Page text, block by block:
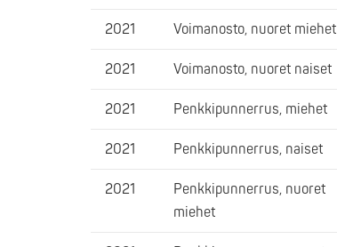
2021 Voimanosto, nuoret miehet
2021 Voimanosto, nuoret naiset
2021 Penkkipunnerrus, miehet
2021 Penkkipunnerrus, naiset
2021
Penkkipunnerrus, nuoret
miehet